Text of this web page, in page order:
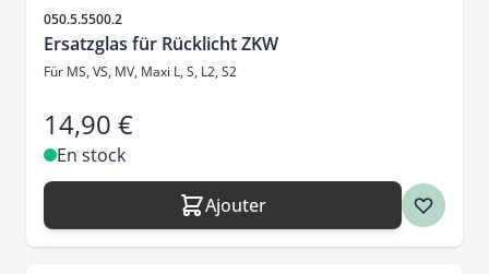
SKU
050.5.5500.2
Ersatzglas für Rücklicht ZKW
Für MS, VS, MV, Maxi L, S, L2, S2
14,90 €
En stock
Ajouter